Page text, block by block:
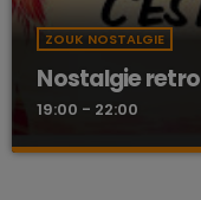
ZOUK NOSTALGIE
Nostalgie retro
19:00 - 22:00